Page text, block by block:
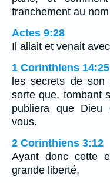
franchement au
Actes 9:28
Il allait et venait
1 Corinthiens 14:25
les secrets de son
sorte que, tombant
publiera que Dieu
vous.
2 Corinthiens 3:12
Ayant donc cette
grande liberté,